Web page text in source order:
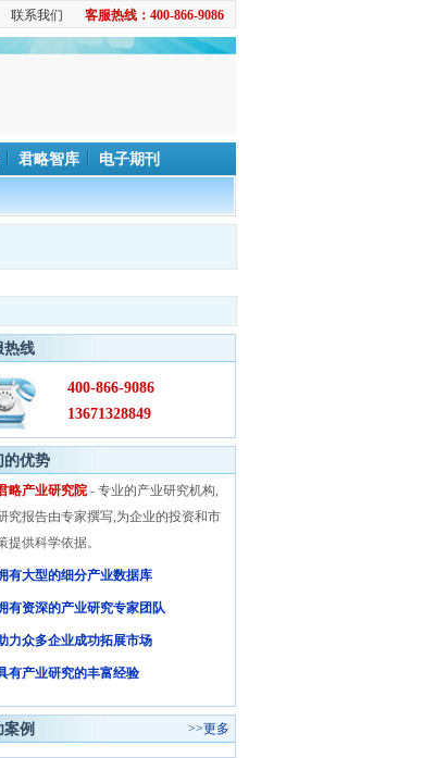
客服热线：400-866-9086
联系我们
君略智库 电子期刊
热线
400-866-9086
13671328849
的优势
略产业研究院- 专业的产业研究机构,
究报告由专家撰写,为企业的投资和市
提供科学依据。
有大型的细分产业数据库
有资深的产业研究专家团队
力众多企业成功拓展市场
有产业研究的丰富经验
案例 >>更多